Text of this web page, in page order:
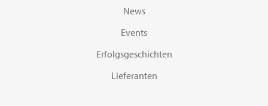
News
Events
Erfolgsgeschichten
Lieferanten